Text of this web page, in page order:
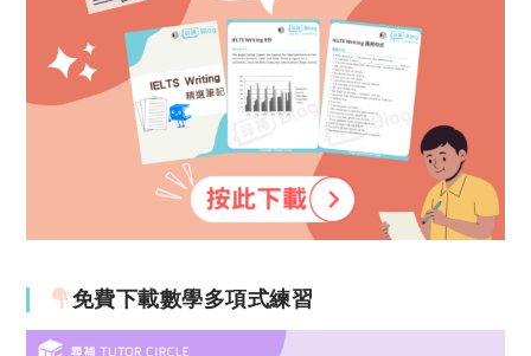
免費下載數學多項式練習